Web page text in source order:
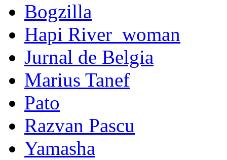
Bogzilla
Hapi River_woman
Jurnal de Belgia
Marius Tanef
Pato
Razvan Pascu
Yamasha